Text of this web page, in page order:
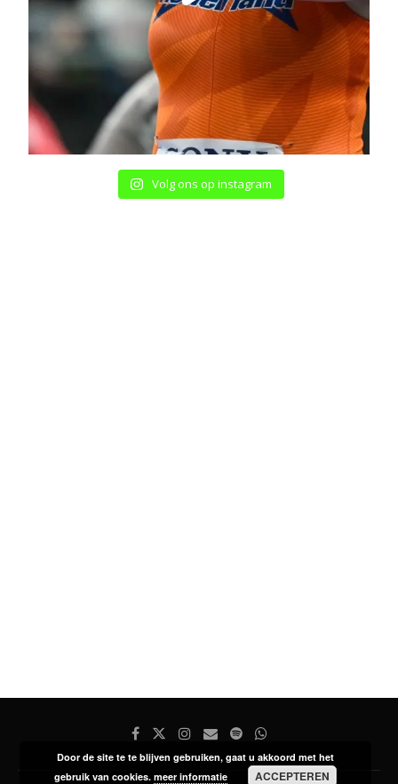
Volg ons op instagram
Door de site te te blijven gebruiken, gaat u akkoord met het
gebruik van cookies.meer informatie ACCEPTEREN